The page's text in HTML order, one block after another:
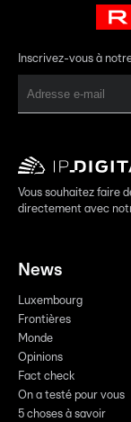
Inscrivez-vous à
Vous souhaitez faire
directement avec
News
Luxembourg
Frontières
Monde
Opinions
Fact check
On a testé pour vous
5 choses à savoir